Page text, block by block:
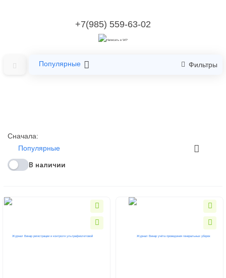
+7(985) 559-63-02
Популярные Фильтры
Сначала:
Популярные
В наличии